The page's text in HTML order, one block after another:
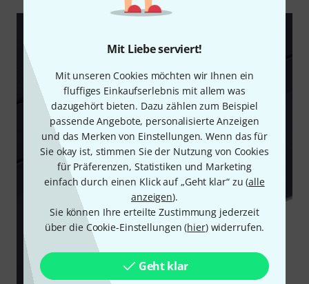
Mit Liebe serviert!
Mit unseren Cookies möchten wir Ihnen ein
fluffiges Einkaufserlebnis mit allem was
dazugehört bieten. Dazu zählen zum Beispiel
passende Angebote, personalisierte Anzeigen
und das Merken von Einstellungen. Wenn das für
Sie okay ist, stimmen Sie der Nutzung von Cookies
für Präferenzen, Statistiken und Marketing
einfach durch einen Klick auf „Geht klar“ zu (alle
anzeigen).
Sie können Ihre erteilte Zustimmung jederzeit
über die Cookie-Einstellungen (hier) widerrufen.
Geht klar